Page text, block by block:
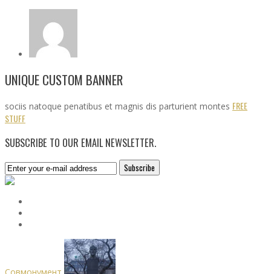
UNIQUE CUSTOM BANNER
sociis natoque penatibus et magnis dis parturient montes FREE
STUFF
SUBSCRIBE TO OUR EMAIL NEWSLETTER.